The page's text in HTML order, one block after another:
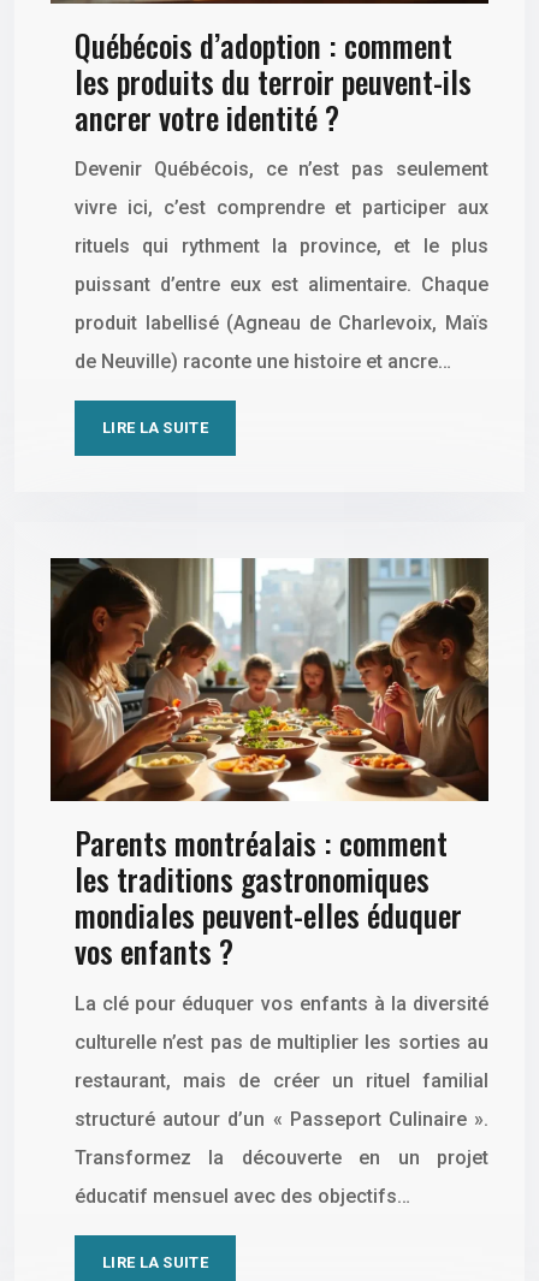
Québécois d’adoption : comment
les produits du terroir peuvent-ils
ancrer votre identité ?
Devenir Québécois, ce n’est pas seulement
vivre ici, c’est comprendre et participer aux
rituels qui rythment la province, et le plus
puissant d’entre eux est alimentaire. Chaque
produit labellisé (Agneau de Charlevoix, Maïs
de Neuville) raconte une histoire et ancre…
LIRE LA SUITE
Parents montréalais : comment
les traditions gastronomiques
mondiales peuvent-elles éduquer
vos enfants ?
La clé pour éduquer vos enfants à la diversité
culturelle n’est pas de multiplier les sorties au
restaurant, mais de créer un rituel familial
structuré autour d’un « Passeport Culinaire ».
Transformez la découverte en un projet
éducatif mensuel avec des objectifs…
LIRE LA SUITE